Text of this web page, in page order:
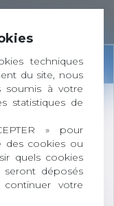
poser :
du ou
du bien ?
t-il à titre
indemnité
techniques
du site, nous
soumis à votre
statistiques de
» pour
des cookies ou
quels cookies
seront déposés
continuer votre
: